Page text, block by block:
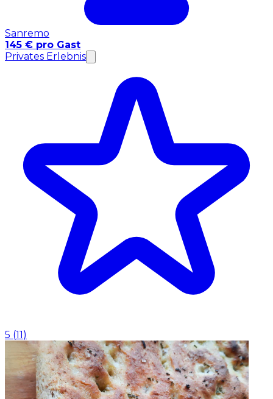
Sanremo
145 € pro Gast
Privates Erlebnis
5 (11 )